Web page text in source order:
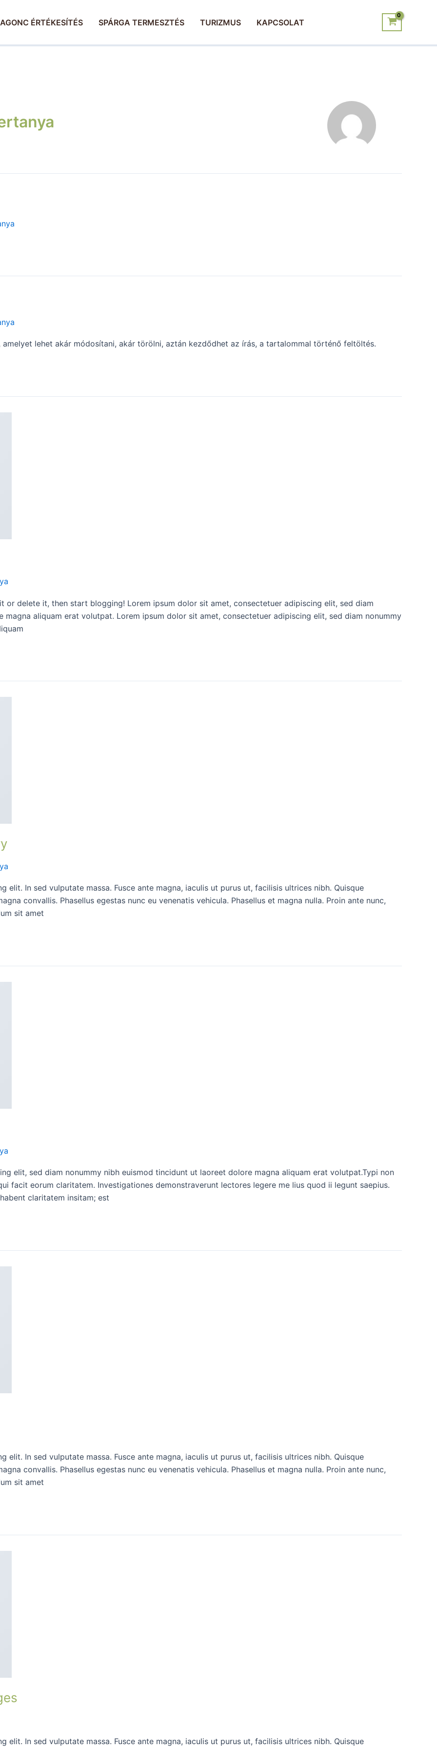
ÉRTÉKESÍTÉS SPÁRGA TERMESZTÉS TURIZMUS KAPCSOLAT
lehet akár módosítani, akár törölni, aztán kezdődhet az írás, a tartalommal történő feltöltés.
or delete it, then start blogging! Lorem ipsum dolor sit amet, consectetuer adipiscing elit, sed diam
aliquam erat volutpat. Lorem ipsum dolor sit amet, consectetuer adipiscing elit, sed diam nonummy
elit. In sed vulputate massa. Fusce ante magna, iaculis ut purus ut, facilisis ultrices nibh. Quisque
convallis. Phasellus egestas nunc eu venenatis vehicula. Phasellus et magna nulla. Proin ante nunc,
sit amet
elit, sed diam nonummy nibh euismod tincidunt ut laoreet dolore magna aliquam erat volutpat.Typi non
facit eorum claritatem. Investigationes demonstraverunt lectores legere me lius quod ii legunt saepius.
claritatem insitam; est
elit. In sed vulputate massa. Fusce ante magna, iaculis ut purus ut, facilisis ultrices nibh. Quisque
convallis. Phasellus egestas nunc eu venenatis vehicula. Phasellus et magna nulla. Proin ante nunc,
sit amet
elit. In sed vulputate massa. Fusce ante magna, iaculis ut purus ut, facilisis ultrices nibh. Quisque